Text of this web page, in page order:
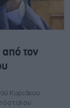
τον
Κυριάκου